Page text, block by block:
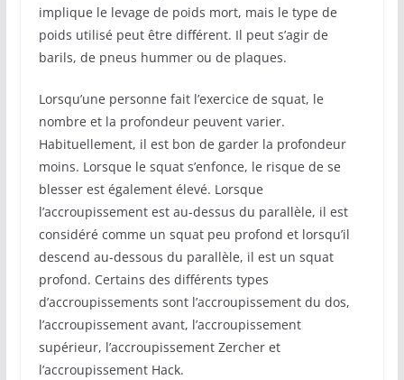
implique le levage de poids mort, mais le type de
poids utilisé peut être différent. Il peut s’agir de
barils, de pneus hummer ou de plaques.
Lorsqu’une personne fait l’exercice de squat, le
nombre et la profondeur peuvent varier.
Habituellement, il est bon de garder la profondeur
moins. Lorsque le squat s’enfonce, le risque de se
blesser est également élevé. Lorsque
l’accroupissement est au-dessus du parallèle, il est
considéré comme un squat peu profond et lorsqu’il
descend au-dessous du parallèle, il est un squat
profond. Certains des différents types
d’accroupissements sont l’accroupissement du dos,
l’accroupissement avant, l’accroupissement
supérieur, l’accroupissement Zercher et
l’accroupissement Hack.